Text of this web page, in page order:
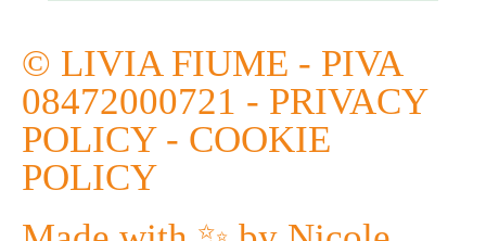
© LIVIA FIUME - PIVA
08472000721 - PRIVACY
POLICY- COOKIE
POLICY